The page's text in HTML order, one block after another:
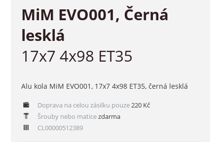
MiM EVO001, Černá
lesklá
17x7 4x98 ET35
Alu kola MiM EVO001, 17x7 4x98 ET35, černá lesklá
Doprava na celou zásilku pouze220 Kč
Šrouby nebo maticezdarma
CL00000512389